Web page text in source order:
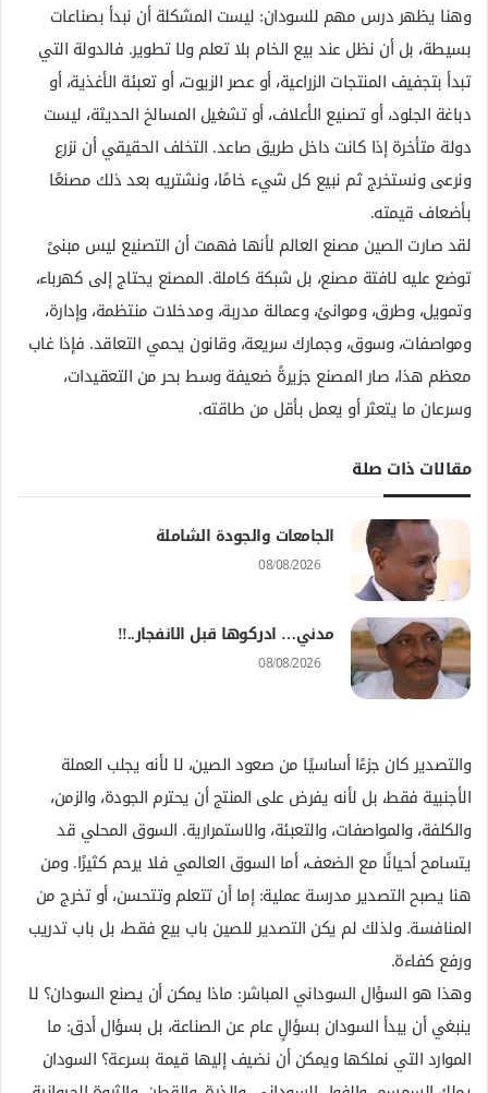
وهنا يظهر درس مهم للسودان: ليست المشكلة أن نبدأ بصناعات
بسيطة، بل أن نظل عند بيع الخام بلا تعلم ولا تطوير. فالدولة التي
تبدأ بتجفيف المنتجات الزراعية، أو عصر الزيوت، أو تعبئة الأغذية، أو
دباغة الجلود، أو تصنيع الأعلاف، أو تشغيل المسالخ الحديثة، ليست
دولة متأخرة إذا كانت داخل طريق صاعد. التخلف الحقيقي أن نزرع
ونرعى ونستخرج ثم نبيع كل شيء خامًا، ونشتريه بعد ذلك مصنعًا
بأضعاف قيمته.
لقد صارت الصين مصنع العالم لأنها فهمت أن التصنيع ليس مبنىً
توضع عليه لافتة مصنع، بل شبكة كاملة. المصنع يحتاج إلى كهرباء،
وتمويل، وطرق، وموانئ، وعمالة مدربة، ومدخلات منتظمة، وإدارة،
ومواصفات، وسوق، وجمارك سريعة، وقانون يحمي التعاقد. فإذا غاب
معظم هذا، صار المصنع جزيرةً ضعيفة وسط بحر من التعقيدات،
وسرعان ما يتعثر أو يعمل بأقل من طاقته.
مقالات ذات صلة
الجامعات والجودة الشاملة
08/08/2026
مدني… ادركوها قبل الانفجار..!!
08/08/2026
والتصدير كان جزءًا أساسيًا من صعود الصين، لا لأنه يجلب العملة
الأجنبية فقط، بل لأنه يفرض على المنتج أن يحترم الجودة، والزمن،
والكلفة، والمواصفات، والتعبئة، والاستمرارية. السوق المحلي قد
يتسامح أحيانًا مع الضعف، أما السوق العالمي فلا يرحم كثيرًا. ومن
هنا يصبح التصدير مدرسة عملية: إما أن تتعلم وتتحسن، أو تخرج من
المنافسة. ولذلك لم يكن التصدير للصين باب بيع فقط، بل باب تدريب
ورفع كفاءة.
وهذا هو السؤال السوداني المباشر: ماذا يمكن أن يصنع السودان؟ لا
ينبغي أن يبدأ السودان بسؤالٍ عام عن الصناعة، بل بسؤال أدق: ما
الموارد التي نملكها ويمكن أن نضيف إليها قيمة بسرعة؟ السودان